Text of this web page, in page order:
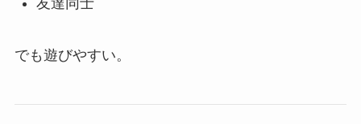
でも遊びやすい。